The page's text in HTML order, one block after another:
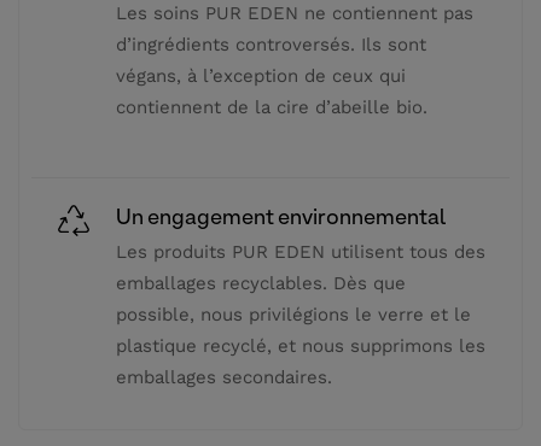
Les soins PUR EDEN ne contiennent pas
d’ingrédients controversés. Ils sont
végans, à l’exception de ceux qui
contiennent de la cire d’abeille bio.
Un engagement environnemental
Les produits PUR EDEN utilisent tous des
emballages recyclables. Dès que
possible, nous privilégions le verre et le
plastique recyclé, et nous supprimons les
emballages secondaires.